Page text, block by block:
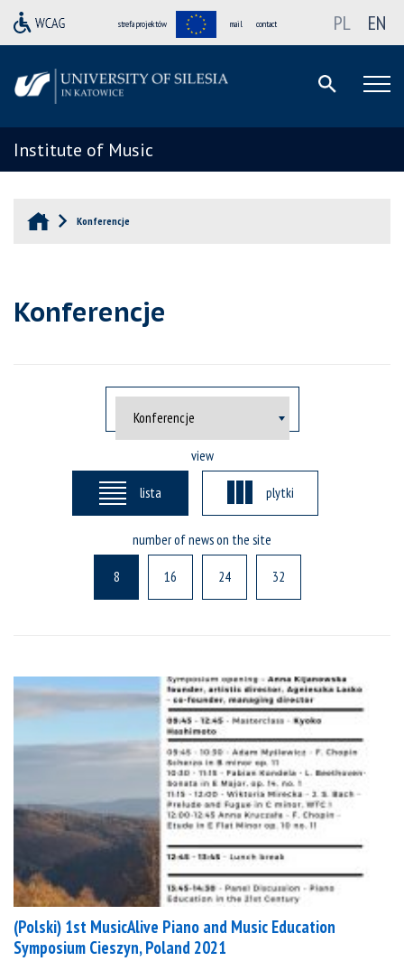
strefa projektów mail contact PL EN
Institute of Music
Konferencje
Konferencje
view
lista plytki
number of news on the site
8 16 24 32
(Polski) 1st MusicAlive Piano and Music Education
Symposium Cieszyn, Poland 2021